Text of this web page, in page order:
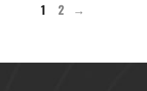
1 2 →